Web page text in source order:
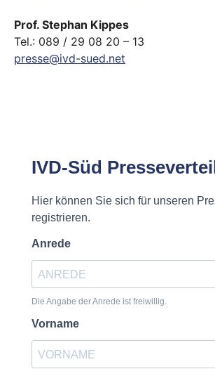
Prof. Stephan Kippes
Tel.: 089 / 29 08 20 – 13
presse@ivd-sued.net